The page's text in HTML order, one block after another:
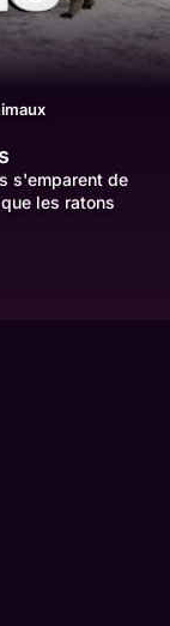
s'emparent de
les ratons